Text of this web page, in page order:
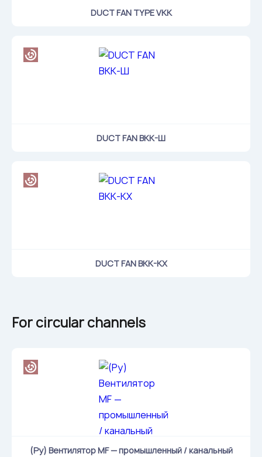
DUCT FAN TYPE VKK
DUCT FAN ВКК-Ш
DUCT FAN ВКК-КХ
For circular channels
(Ру) Вентилятор MF — промышленный / канальный